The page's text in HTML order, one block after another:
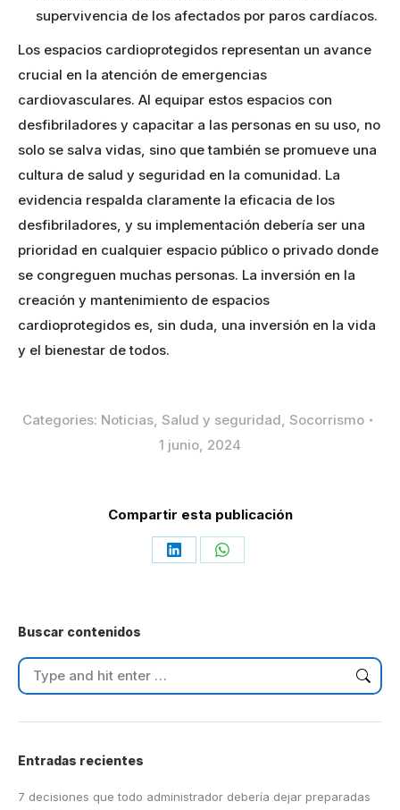
supervivencia de los afectados por paros cardíacos.
Los espacios cardioprotegidos representan un avance
crucial en la atención de emergencias
cardiovasculares. Al equipar estos espacios con
desfibriladores y capacitar a las personas en su uso, no
solo se salva vidas, sino que también se promueve una
cultura de salud y seguridad en la comunidad. La
evidencia respalda claramente la eficacia de los
desfibriladores, y su implementación debería ser una
prioridad en cualquier espacio público o privado donde
se congreguen muchas personas. La inversión en la
creación y mantenimiento de espacios
cardioprotegidos es, sin duda, una inversión en la vida
y el bienestar de todos.
Categories: Noticias Salud y seguridad Socorrismo
1 junio, 2024
Compartir esta publicación
Share Share
Buscar contenidos
Search:
Entradas recientes
7 decisiones que todo administrador debería dejar preparadas